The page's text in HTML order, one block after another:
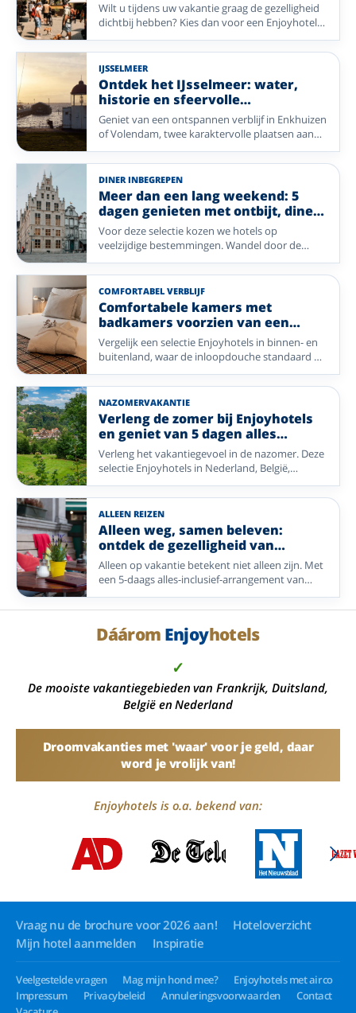
Wilt u tijdens uw vakantie graag de gezelligheid
dichtbij hebben? Kies dan voor een Enjoyhotel
in of nabij het centrum. Van historische pleinen
en sfeervolle winkelstraten tot gezellige
dorpskernen: stap de deur uit en ontdek direct
de charme van uw vakantiebestemming. Geniet
van comfort, gastvrijheid en alle mooie plekken
die op loopafstand liggen.
IJSSELMEER
Ontdek het IJsselmeer: water,
historie en sfeervolle
havenstadjes
Geniet van een ontspannen verblijf in Enkhuizen
of Volendam, twee karaktervolle plaatsen aan
het IJsselmeer en Markermeer. Vanuit uw
Enjoyhotel ontdekt u historische havens,
sfeervolle straatjes en prachtige uitzichten over
het water. Maak een uitstapje naar Marken,
wandel over de dijken of geniet van de rust en
de maritieme sfeer die deze regio zo bijzonder
maken.
DINER INBEGREPEN
Meer dan een lang weekend: 5
dagen genieten met ontbijt, diner
en meer
Voor deze selectie kozen we hotels op
veelzijdige bestemmingen. Wandel door de
uitgestrekte natuur van de Ardennen en Ermelo,
geniet van de rust op Vlieland, ontdek de
historische charme van Enkhuizen en Mechelen,
of waai heerlijk uit aan zee in Blankenberge. Ook
het gezellige Bocholt biedt volop mogelijkheden
voor een ontspannen verblijf. Welke
bestemming u ook kiest, u bent verzekerd van
een compleet verzorgd verblijf waarbij comfort,
gastvrijheid en genieten centraal staan.
COMFORTABEL VERBLIJF
Comfortabele kamers met
badkamers voorzien van een
inloopdouche.
Vergelijk een selectie Enjoyhotels in binnen- en
buitenland, waar de inloopdouche standaard op
de kamer aanwezig is of bij een specifiek
kamertype hoort.
NAZOMERVAKANTIE
Verleng de zomer bij Enjoyhotels
en geniet van 5 dagen alles
inclusief.
Verleng het vakantiegevoel in de nazomer. Deze
selectie Enjoyhotels in Nederland, België,
Duitsland en Frankrijk ligt bij kust, natuur,
wijngaarden en sfeervolle steden.
ALLEEN REIZEN
Alleen weg, samen beleven:
ontdek de gezelligheid van
Enjoyhotels
Alleen op vakantie betekent niet alleen zijn. Met
een 5-daags alles-inclusief-arrangement van
Enjoyhotels geniet u van comfort, gezelligheid
en de mogelijkheid om nieuwe mensen te
u bent altijd welkom.
Dáárom Enjoyhotels
✓
De mooiste vakantiegebieden van Frankrijk, Duitsland,
België en Nederland
Droomvakanties met 'waar' voor je geld, daar
word je vrolijk van!
Enjoyhotels is o.a. bekend van:
Vraag nu de brochure voor 2026 aan!
Hoteloverzicht
Mijn hotel aanmelden
Inspiratie
Veelgestelde vragen Mag mijn hond mee?
Enjoyhotels met airco
Impressum
Privacybeleid Annuleringsvoorwaarden
Contact